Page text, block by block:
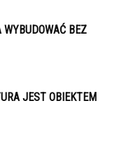
BEZ
JEST OBIEKTEM